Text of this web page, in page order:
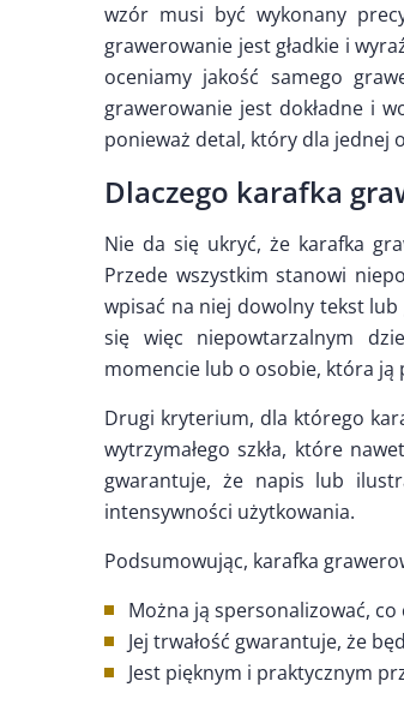
wzór musi być wykonany
grawerowanie jest gładkie i
oceniamy jakość samego
grawerowanie jest dokładne i
ponieważ detal, który dla jednej
Dlaczego karafka
Nie da się ukryć, że karafka
Przede wszystkim stanowi
wpisać na niej dowolny tekst
się więc niepowtarzalnym
momencie lub o osobie, która ją
Drugi kryterium, dla którego
wytrzymałego szkła, które
gwarantuje, że napis lub
intensywności użytkowania.
Podsumowując, karafka
Można ją spersonalizować,
Jej trwałość gwarantuje, że
Jest pięknym i praktycznym